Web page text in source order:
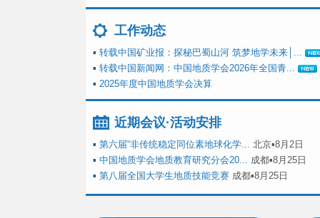
工作动态
▪ 转载中国矿业报：探秘巴蜀山河 筑梦地学未来│...
▪ 转载中国新闻网：中国地质学会2026年全国青...
▪ 2025年度中国地质学会决算
近期会议·活动安排
▪ 第六届“非传统稳定同位素地球化学... 北京▪8月2日
▪ 中国地质学会地质教育研究分会20... 成都▪8月25日
▪ 第八届全国大学生地质技能竞赛 成都▪8月25日